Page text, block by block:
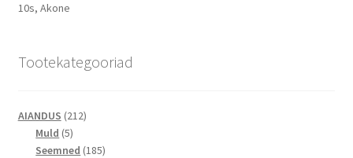
10s, Akone
Tootekategooriad
AIANDUS 212212
Muld 55
toodet
Seemned 185185